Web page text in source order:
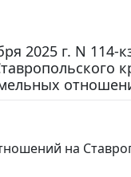
2025 г. N 114-
на